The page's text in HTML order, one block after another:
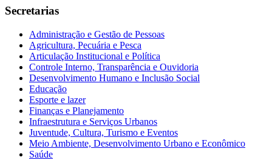
Secretarias
Administração e Gestão de Pessoas
Agricultura, Pecuária e Pesca
Articulação Institucional e Política
Controle Interno, Transparência e Ouvidoria
Desenvolvimento Humano e Inclusão Social
Educação
Esporte e lazer
Finanças e Planejamento
Infraestrutura e Serviços Urbanos
Juventude, Cultura, Turismo e Eventos
Meio Ambiente, Desenvolvimento Urbano e Econômico
Saúde